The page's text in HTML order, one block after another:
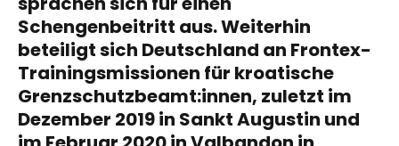
Schengenbeitritt aus. Weiterhin
beteiligt sich Deutschland an Frontex-
Trainingsmissionen für kroatische
Grenzschutzbeamt:innen, zuletzt im
Dezember 2019 in Sankt Augustin und